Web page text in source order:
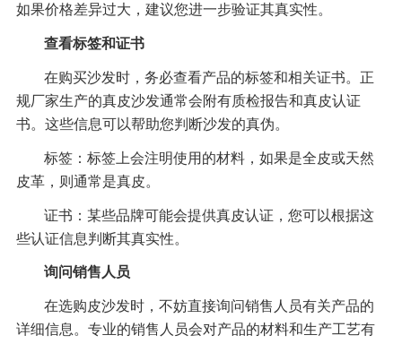
如果价格差异过大，建议您进一步验证其真实性。
查看标签和证书
在购买沙发时，务必查看产品的标签和相关证书。正
规厂家生产的真皮沙发通常会附有质检报告和真皮认证
书。这些信息可以帮助您判断沙发的真伪。
标签：标签上会注明使用的材料，如果是全皮或天然
皮革，则通常是真皮。
证书：某些品牌可能会提供真皮认证，您可以根据这
些认证信息判断其真实性。
询问销售人员
在选购皮沙发时，不妨直接询问销售人员有关产品的
详细信息。专业的销售人员会对产品的材料和生产工艺有